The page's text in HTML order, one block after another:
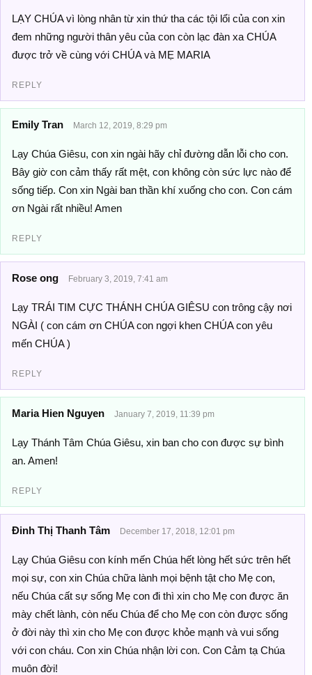
LẠY CHÚA vì lòng nhân từ xin thứ tha các tội lổi của con xin
đem những người thân yêu của con còn lạc đàn xa CHÚA
được trở về cùng với CHÚA và MẸ MARIA
REPLY
Emily Tran March 12, 2019, 8:29 pm
Lạy Chúa Giêsu, con xin ngài hãy chỉ đường dẫn lỗi cho con.
Bây giờ con cảm thấy rất mệt, con không còn sức lực nào để
sống tiếp. Con xin Ngài ban thần khí xuống cho con. Con cám
ơn Ngài rất nhiều! Amen
REPLY
Rose ong February 3, 2019, 7:41 am
Lạy TRÁI TIM CỰC THÁNH CHÚA GIÊSU con trông cậy nơi
NGÀI ( con cám ơn CHÚA con ngợi khen CHÚA con yêu
mến CHÚA )
REPLY
Maria Hien Nguyen January 7, 2019, 11:39 pm
Lạy Thánh Tâm Chúa Giêsu, xin ban cho con được sự bình
an. Amen!
REPLY
Đinh Thị Thanh Tâm December 17, 2018, 12:01 pm
Lạy Chúa Giêsu con kính mến Chúa hết lòng hết sức trên hết
mọi sự, con xin Chúa chữa lành mọi bệnh tật cho Mẹ con,
nếu Chúa cất sự sống Mẹ con đi thì xin cho Mẹ con được ăn
mày chết lành, còn nếu Chúa để cho Mẹ con còn được sống
ở đời này thì xin cho Mẹ con được khỏe mạnh và vui sống
với con cháu. Con xin Chúa nhận lời con. Con Cảm tạ Chúa
muôn đời!